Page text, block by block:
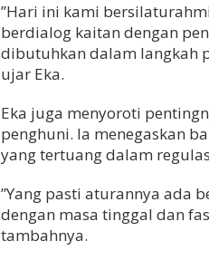
​”Hari ini kami
berdialog kaitan dengan
dibutuhkan dalam langkah
ujar Eka.
​Eka juga menyoroti
penghuni. Ia menegaskan
yang tertuang dalam
​”Yang pasti aturannya ada
dengan masa tinggal dan
tambahnya.